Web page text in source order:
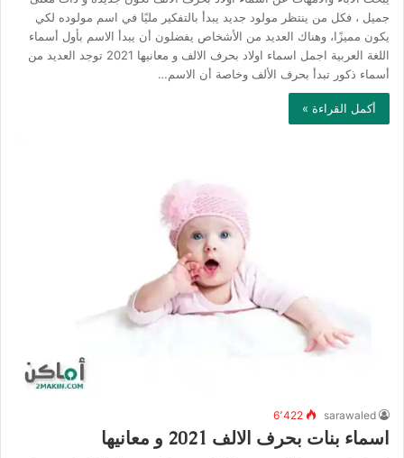
جميل ، فكل من ينتظر مولود جديد يبدأ بالتفكير مليًا في اسم مولوده لكي
يكون مميزًا، وهناك العديد من الأشخاص يفضلون أن يبدأ الاسم بأول أسماء
اللغة العربية اجمل اسماء اولاد بحرف الالف و معانيها 2021 توجد العديد من
أسماء ذكور تبدأ بحرف الألف وخاصة أن الاسم…
أكمل القراءة »
sarawaled 6٬422
اسماء بنات بحرف الالف 2021 و معانيها